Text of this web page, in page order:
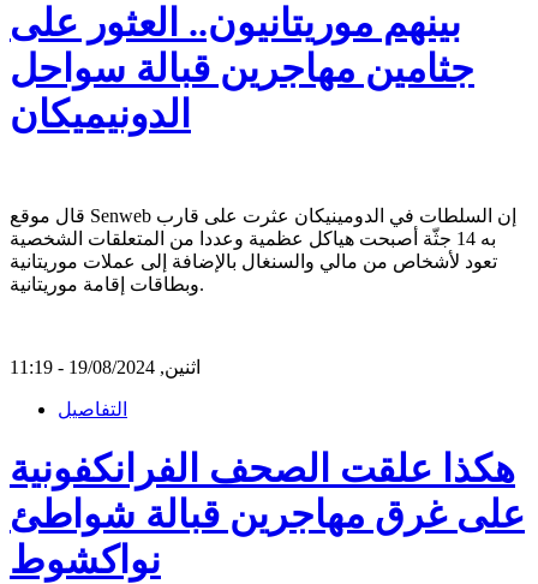
بينهم موريتانيون.. العثور على
جثامين مهاجرين قبالة سواحل
الدونيميكان
قال موقع Senweb إن السلطات في الدومينيكان عثرت على قارب
به 14 جثّة أصبحت هياكل عظمية وعددا من المتعلقات الشخصية
تعود لأشخاص من مالي والسنغال بالإضافة إلى عملات موريتانية
وبطاقات إقامة موريتانية.
اثنين, 19/08/2024 - 11:19
التفاصيل
هكذا علقت الصحف الفرانكفونية
على غرق مهاجرين قبالة شواطئ
نواكشوط